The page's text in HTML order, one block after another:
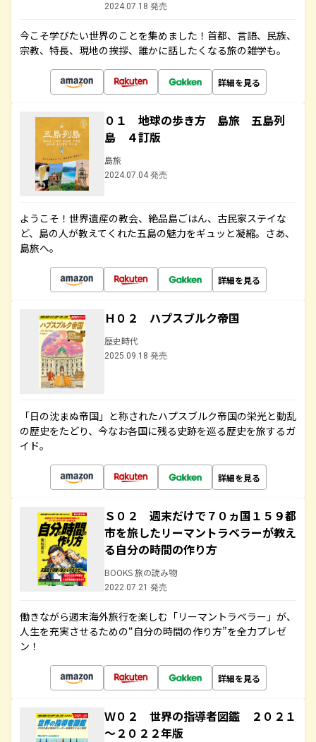
2024.07.18 発売
今こそ学びたい世界のことを集めました！首都、言語、民族、
宗教、特長、現地の挨拶、誰かに話したくなる旅の雑学も。
詳細を見る
０１ 地球の歩き方 島旅 五島列
島 ４訂版
島旅
2024.07.04 発売
ようこそ！世界遺産の教会、絶品島ごはん、古民家ステイな
ど、島の人が教えてくれた五島の魅力をギュッと凝縮。さあ、
島旅へ。
詳細を見る
Ｈ０２ ハプスブルク帝国
歴史時代
2025.09.18 発売
「日の沈まぬ帝国」と称されたハプスブルク帝国の栄光と動乱
の歴史をたどり、今なお各国に残る史跡を巡る歴史を旅するガ
イド。
詳細を見る
Ｓ０２ 週末だけで７０ヵ国１５９都
市を旅したリーマントラベラーが教え
る自分の時間の作り方
BOOKS 旅の読み物
2022.07.21 発売
働きながら週末海外旅行を楽しむ「リーマントラベラー」が、
人生を充実させるための“自分の時間の作り方”を全力プレゼ
ン！
詳細を見る
Ｗ０２ 世界の指導者図鑑 ２０２１
～２０２２年版